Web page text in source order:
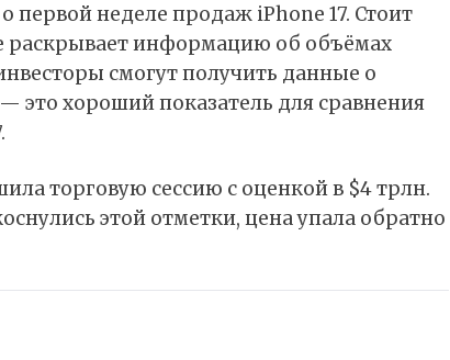
первой неделе продаж iPhone 17. Стоит
раскрывает информацию об объёмах
смогут получить данные о
это хороший показатель для сравнения
торговую сессию с оценкой в $4 трлн.
этой отметки, цена упала обратно